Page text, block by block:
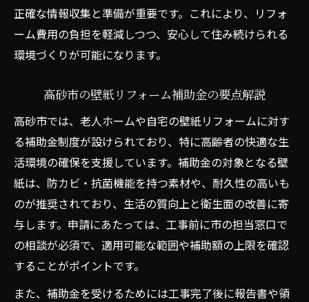
正確な情報収集と準備が重要です。これにより、リフォ
ーム費用の負担を軽減しつつ、安心して住み続けられる
環境づくりが可能になります。
高砂市の壁紙リフォーム補助金の要点解説
高砂市では、老人ホームや自宅の壁紙リフォームに対す
る補助金制度が設けられており、特に高齢者の快適な生
活環境の確保を支援しています。補助金の対象となる壁
紙は、防カビ・抗菌機能を持つ素材や、耐久性の高いも
のが推奨されており、生活の質向上と衛生面の改善に寄
与します。申請にあたっては、工事前に市の担当窓口で
の相談が必須で、適用可能な範囲や補助額の上限を確認
することがポイントです。
また、補助金を受けるためには工事完了後に報告書や領